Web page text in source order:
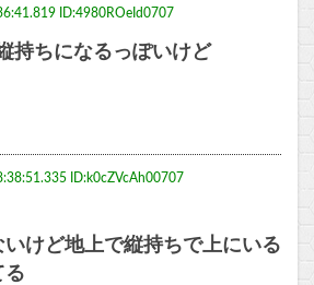
ID:4980ROeId0707
持ちになるっぽいけど
ID:k0cZVcAh00707
いけど地上で縦持ちで上にいる
る